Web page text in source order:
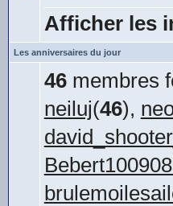
Afficher les
Les anniversaires du jour
46membres
neiluj(46),